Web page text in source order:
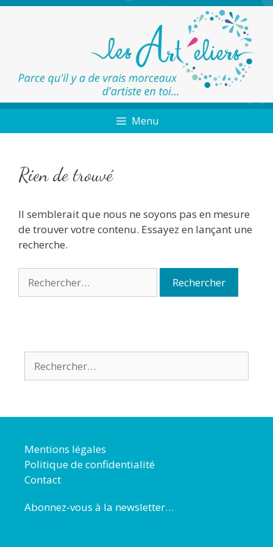
Menu
Rien de trouvé
Il semblerait que nous ne soyons pas en mesure
de trouver votre contenu. Essayez en lançant une
recherche.
Mentions légales
Politique de confidentialité
Contact
Abonnez-vous à la newsletter…